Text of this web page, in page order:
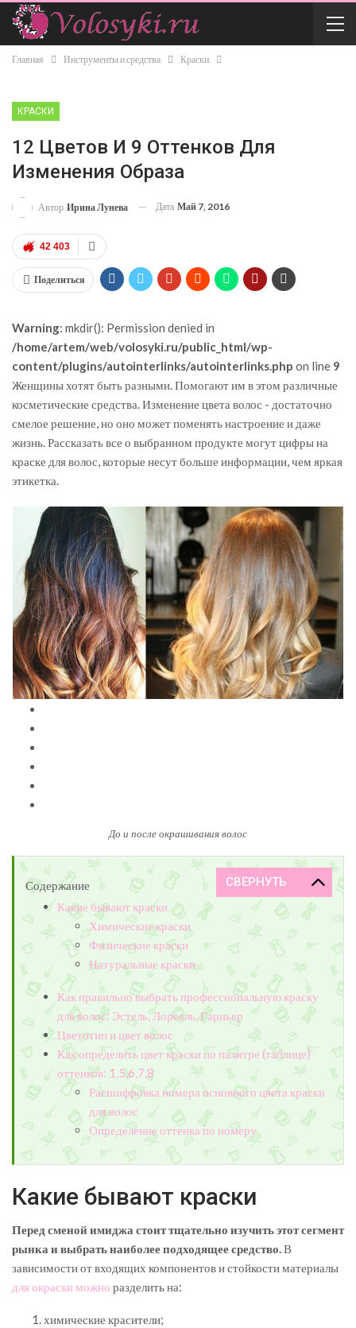
Главная Инструменты и средства Краски
КРАСКИ
12 Цветов И 9 Оттенков Для
Изменения Образа
Автор Ирина Лунева Дата Май 7, 2016
42 403
Поделиться
Warning: mkdir(): Permission denied in
/home/artem/web/volosyki.ru/public_html/wp-
content/plugins/autointerlinks/autointerlinks.php on line 9
Женщины хотят быть разными. Помогают им в этом различные
косметические средства. Изменение цвета волос - достаточно
смелое решение, но оно может поменять настроение и даже
жизнь. Рассказать все о выбранном продукте могут цифры на
краске для волос, которые несут больше информации, чем яркая
этикетка.
До и после окрашивания волос
Содержание
Какие бывают краски
Химические краски
Физические краски
Натуральные краски
Как правильно выбрать профессиональную краску
для волос: Эстель, Лореаль, Гарньер
Цветотип и цвет волос
Как определить цвет краски по палитре (таблице)
оттенков: 1,5,6,7,8
Расшифровка номера основного цвета краски
для волос
Определение оттенка по номеру
Какие бывают краски
Перед сменой имиджа стоит тщательно изучить этот сегмент
рынка и выбрать наиболее подходящее средство.В
зависимости от входящих компонентов и стойкости материалы
для окраски можно разделить на:
химические красители;